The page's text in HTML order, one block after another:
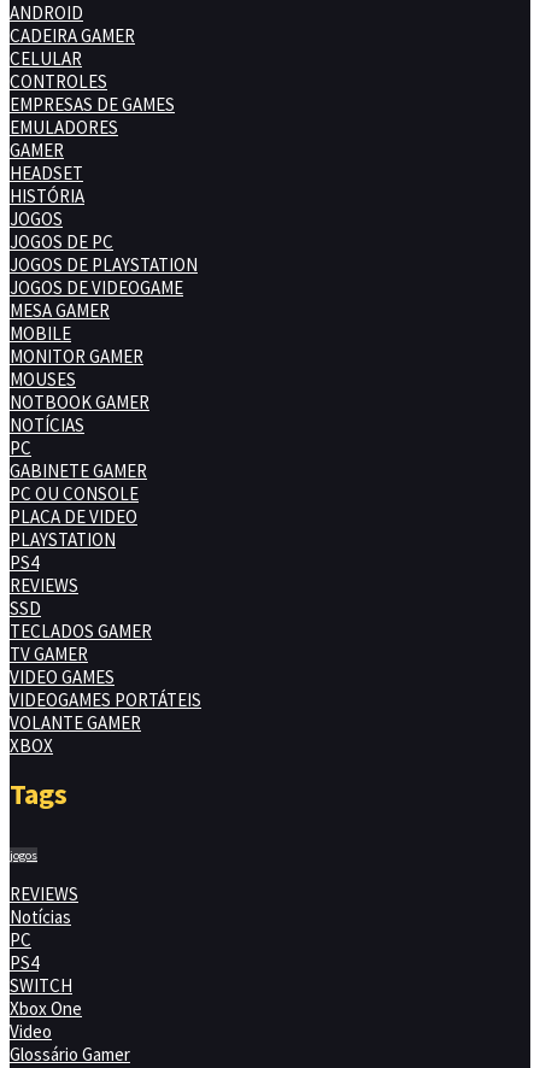
ANDROID
CADEIRA GAMER
CELULAR
CONTROLES
EMPRESAS DE GAMES
EMULADORES
GAMER
HEADSET
HISTÓRIA
JOGOS
JOGOS DE PC
JOGOS DE PLAYSTATION
JOGOS DE VIDEOGAME
MESA GAMER
MOBILE
MONITOR GAMER
MOUSES
NOTBOOK GAMER
NOTÍCIAS
PC
GABINETE GAMER
PC OU CONSOLE
PLACA DE VIDEO
PLAYSTATION
PS4
REVIEWS
SSD
TECLADOS GAMER
TV GAMER
VIDEO GAMES
VIDEOGAMES PORTÁTEIS
VOLANTE GAMER
XBOX
Tags
jogos
REVIEWS
Notícias
PC
PS4
SWITCH
Xbox One
Video
Glossário Gamer